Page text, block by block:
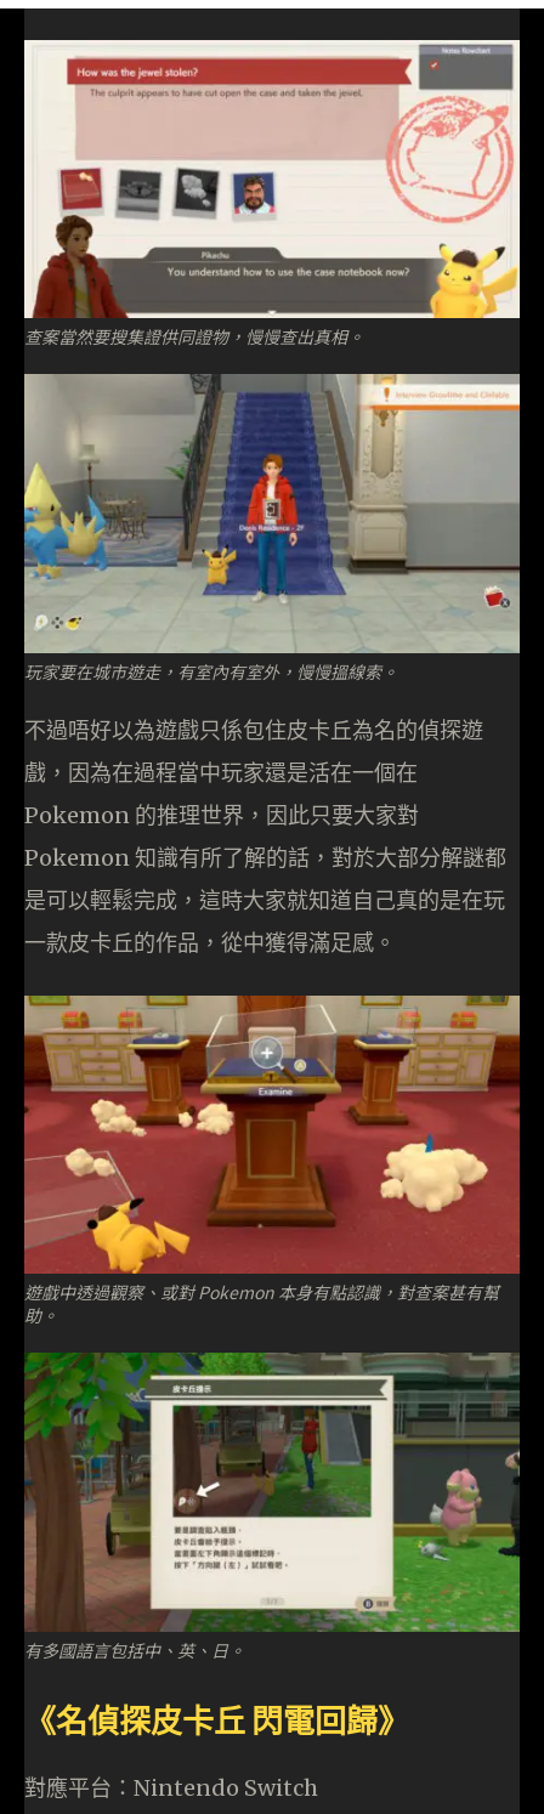
查案當然要搜集證供同證物，慢慢查出真相。
玩家要在城市遊走，有室內有室外，慢慢搵線索。
不過唔好以為遊戲只係包住皮卡丘為名的偵探遊
戲，因為在過程當中玩家還是活在一個在
Pokemon 的推理世界，因此只要大家對
Pokemon 知識有所了解的話，對於大部分解謎都
是可以輕鬆完成，這時大家就知道自己真的是在玩
一款皮卡丘的作品，從中獲得滿足感。
遊戲中透過觀察、或對 Pokemon 本身有點認識，對查案甚有幫
助。
有多國語言包括中、英、日。
《名偵探皮卡丘 閃電回歸》
對應平台：Nintendo Switch